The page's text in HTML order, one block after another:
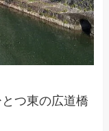
つ東の広道橋